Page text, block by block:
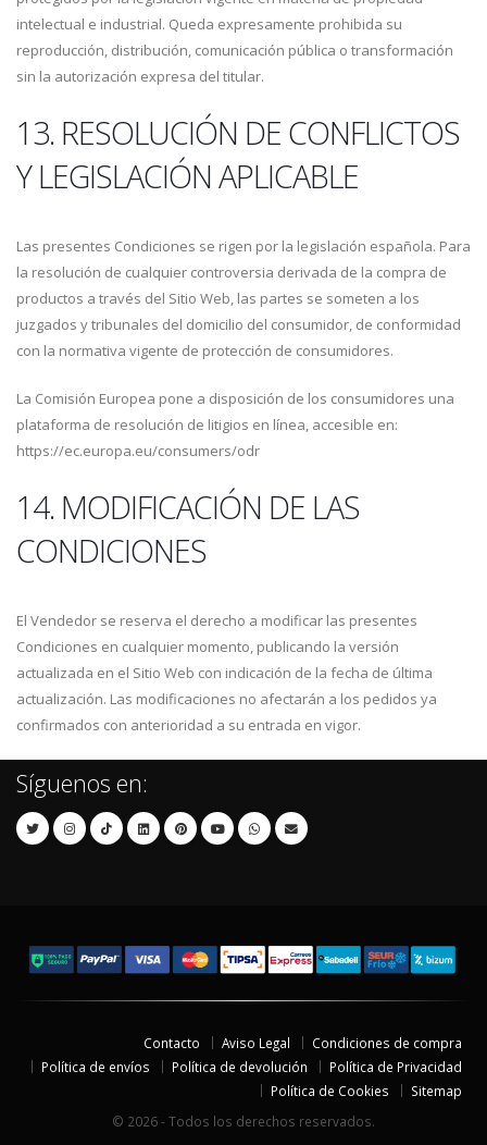
intelectual e industrial. Queda expresamente prohibida su
reproducción, distribución, comunicación pública o transformación
sin la autorización expresa del titular.
13. RESOLUCIÓN DE CONFLICTOS
Y LEGISLACIÓN APLICABLE
Las presentes Condiciones se rigen por la legislación española. Para
la resolución de cualquier controversia derivada de la compra de
productos a través del Sitio Web, las partes se someten a los
juzgados y tribunales del domicilio del consumidor, de conformidad
con la normativa vigente de protección de consumidores.
La Comisión Europea pone a disposición de los consumidores una
plataforma de resolución de litigios en línea, accesible en:
https://ec.europa.eu/consumers/odr
14. MODIFICACIÓN DE LAS
CONDICIONES
El Vendedor se reserva el derecho a modificar las presentes
Condiciones en cualquier momento, publicando la versión
actualizada en el Sitio Web con indicación de la fecha de última
actualización. Las modificaciones no afectarán a los pedidos ya
confirmados con anterioridad a su entrada en vigor.
Síguenos en:
Contacto Aviso Legal
Condiciones de compra
Política de envíos
Política de devolución
Política de Privacidad
Política de Cookies
Sitemap
© 2026 - Todos los derechos reservados.